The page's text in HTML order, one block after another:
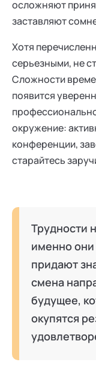
осложняют
заставляют
Хотя
серьезными, не
Сложности
появится
окружение:
конференции,
старайтесь
Трудности
именно они
придают
смена
будущее,
окупятся